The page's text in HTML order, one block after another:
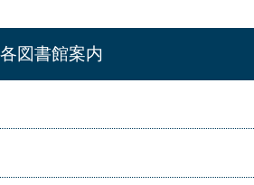
各図書館案内